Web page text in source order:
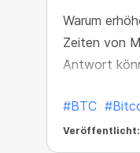
besteht
Warum
Zeiten von
Antwort
#BTC
Veröffentlicht: